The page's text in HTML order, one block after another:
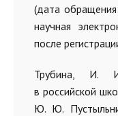
(дата
научная
после
Трубина, И. И.
в российской
Ю. Ю.